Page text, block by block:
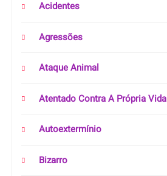
Acidentes
Agressões
Ataque Animal
Atentado Contra A Própria Vida
Autoextermínio
Bizarro